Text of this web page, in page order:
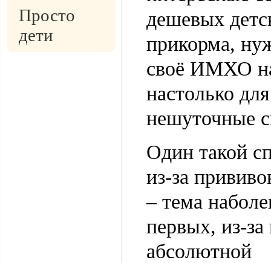
Просто
дети
дешевых
прикорма,
своё ИМХО
настолько
нешуточные
Один такой
из-за
– тема
первых, из-
абсолютной